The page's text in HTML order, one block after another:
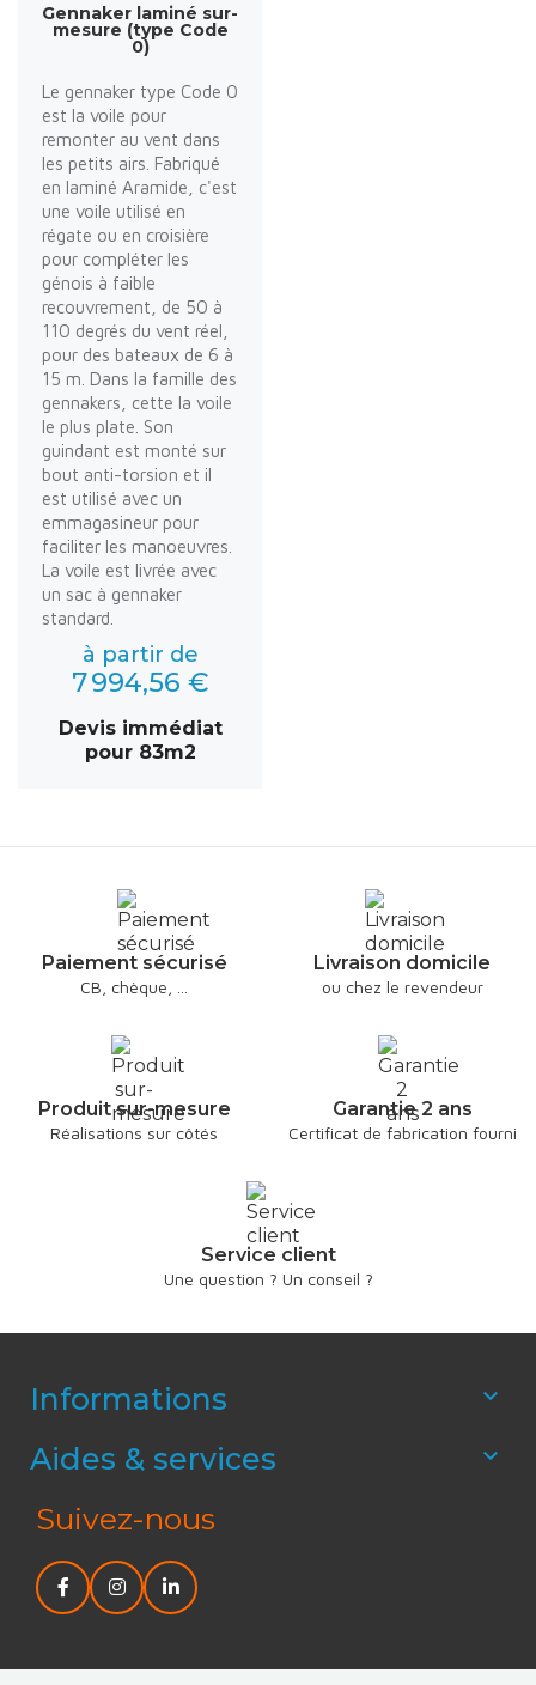
Gennaker laminé sur-
mesure (type Code
0)
Le gennaker type Code 0
est la voile pour
remonter au vent dans
les petits airs. Fabriqué
en laminé Aramide, c'est
une voile utilisé en
régate ou en croisière
pour compléter les
génois à faible
recouvrement, de 50 à
110 degrés du vent réel,
pour des bateaux de 6 à
15 m. Dans la famille des
gennakers, cette la voile
le plus plate. Son
guindant est monté sur
bout anti-torsion et il
est utilisé avec un
emmagasineur pour
faciliter les manoeuvres.
La voile est livrée avec
un sac à gennaker
standard.
à partir de
7 994,56 €
Devis immédiat
pour 83m2
Paiement sécurisé
CB, chèque, ...
Livraison domicile
ou chez le revendeur
Produit sur-mesure
Réalisations sur côtés
Garantie 2 ans
Certificat de fabrication fourni
Service client
Une question ? Un conseil ?
Informations 
Aides & services 
Suivez-nous